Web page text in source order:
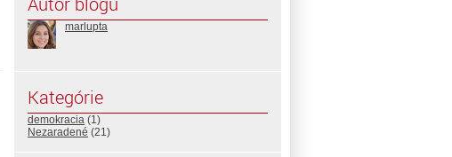
marlupta
Kategórie
demokracia (1)
Nezaradené (21)